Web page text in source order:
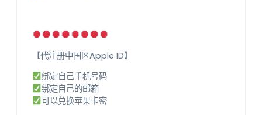
【代注册中国区Apple ID】
绑定自己手机号码
绑定自己的邮箱
可以兑换苹果卡密